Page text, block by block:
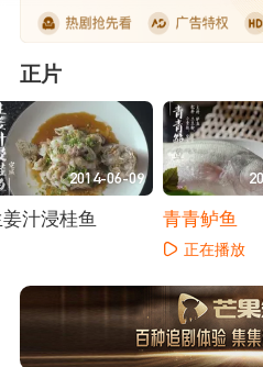
正片
2014-06-09
汁浸桂鱼 青青鲈鱼
正在播放